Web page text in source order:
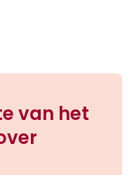
van het